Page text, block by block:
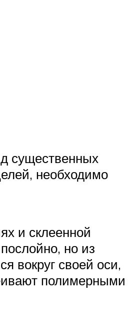
существенных
необходимо
и склеенной
но из
вокруг своей оси,
полимерными